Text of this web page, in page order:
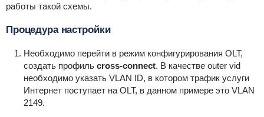
работы такой схемы.
Процедура настройки
Необходимо перейти в режим конфигурирования OLT,
создать профиль cross-connect. В качестве outer vid
необходимо указать VLAN ID, в котором трафик услуги
Интернет поступает на OLT, в данном примере это VLAN
2149.